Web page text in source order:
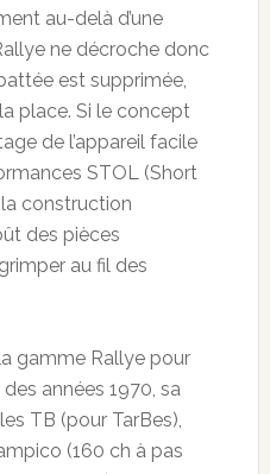
au-delà d’une
ne décroche donc
est supprimée,
place. Si le concept
de l’appareil facile
STOL (Short
construction
des pièces
au fil des
gamme Rallye pour
années 1970, sa
TB (pour TarBes),
(160 ch à pas